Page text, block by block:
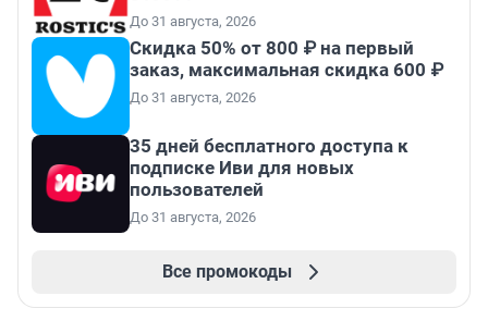
До 31 августа, 2026
Скидка 50% от 800 ₽ на первый
заказ, максимальная скидка 600 ₽
До 31 августа, 2026
35 дней бесплатного доступа к
подписке Иви для новых
пользователей
До 31 августа, 2026
Все промокоды